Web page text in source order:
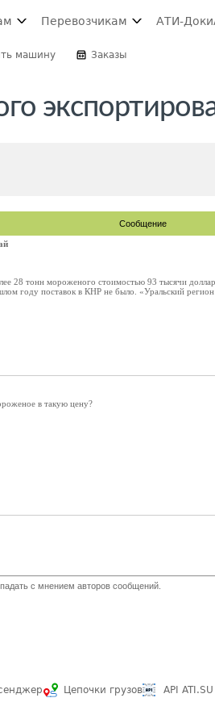
Перевозчикам АТИ-Доки
машину Заказы
Сообщение
28 тонн мороженого стоимостью 93 тысячи
году поставок в КНР не было. «Уральский регион
в такую цену?
с мнением авторов сообщений.
Цепочки грузов API ATI.SU